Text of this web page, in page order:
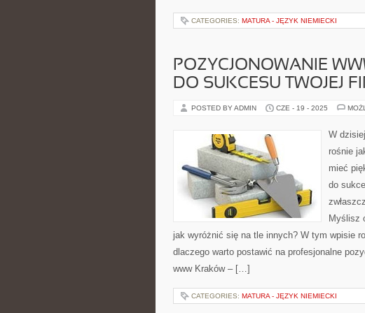
CATEGORIES: MATURA - JĘZYK NIEMIECKI
POZYCJONOWANIE
DO SUKCESU TWOJEJ
POSTED BY ADMIN CZE - 19 - 2025
W
rośnie
mieć
do
Myślisz
jak wyróżnić się na tle innych? W tym wpisie
dlaczego warto postawić na profesjonalne
www Kraków – […]
CATEGORIES: MATURA - JĘZYK NIEMIECKI